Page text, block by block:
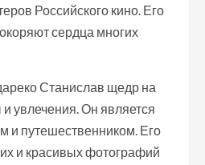
Российского кино. Его
сердца многих
Станислав щедр на
увлечения. Он является
и путешественником. Его
и красивых фотографий